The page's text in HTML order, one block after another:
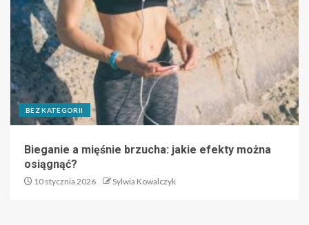
BEZ KATEGORII
Bieganie a mięśnie brzucha: jakie efekty można
osiągnąć?
10 stycznia 2026 Sylwia Kowalczyk